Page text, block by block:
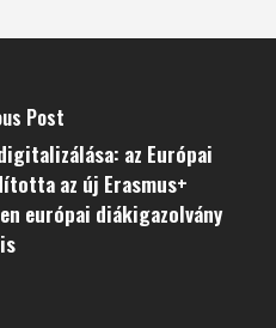
Post
az Európai
az új Erasmus+
európai diákigazolvány
is